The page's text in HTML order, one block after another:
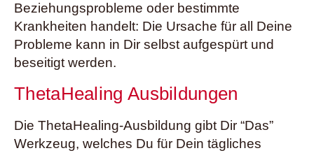
Beziehungsprobleme oder bestimmte
Krankheiten handelt: Die Ursache für all Deine
Probleme kann in Dir selbst aufgespürt und
beseitigt werden.
ThetaHealing Ausbildungen
Die ThetaHealing-Ausbildung gibt Dir “Das”
Werkzeug, welches Du für Dein tägliches